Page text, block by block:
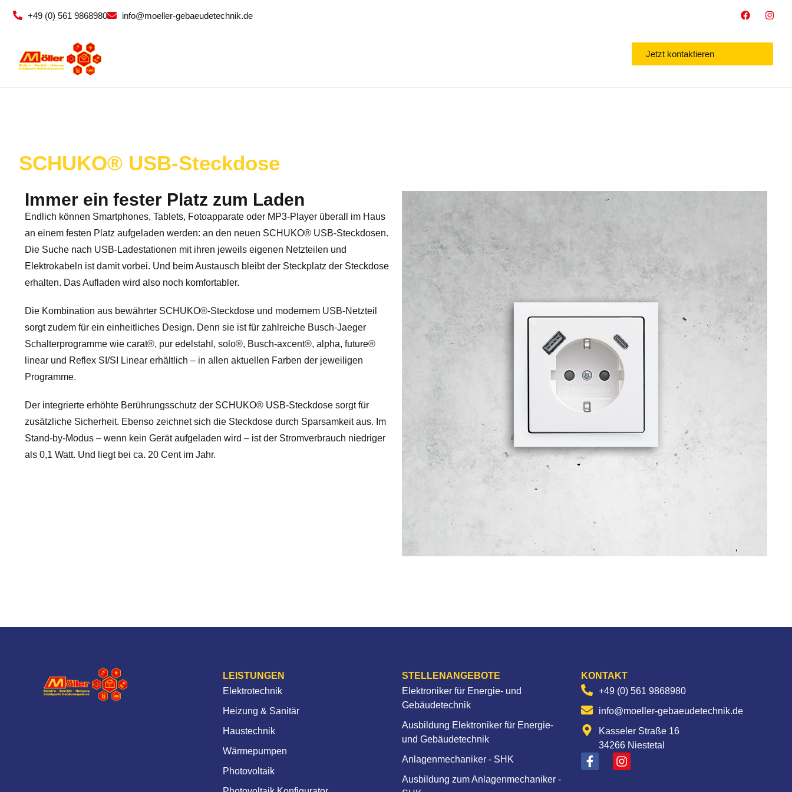
+49 (0) 561 9868980 info@moeller-gebaeudetechnik.de
Jetzt kontaktieren
SCHUKO® USB-Steckdose
Immer ein fester Platz zum Laden
Endlich können Smartphones, Tablets, Fotoapparate oder MP3-Player überall im Haus
an einem festen Platz aufgeladen werden: an den neuen SCHUKO® USB-Steckdosen.
Die Suche nach USB-Ladestationen mit ihren jeweils eigenen Netzteilen und
Elektrokabeln ist damit vorbei. Und beim Austausch bleibt der Steckplatz der Steckdose
erhalten. Das Aufladen wird also noch komfortabler.
Die Kombination aus bewährter SCHUKO®-Steckdose und modernem USB-Netzteil
sorgt zudem für ein einheitliches Design. Denn sie ist für zahlreiche Busch-Jaeger
Schalterprogramme wie carat®, pur edelstahl, solo®, Busch-axcent®, alpha, future®
linear und Reflex SI/SI Linear erhältlich – in allen aktuellen Farben der jeweiligen
Programme.
Der integrierte erhöhte Berührungsschutz der SCHUKO® USB-Steckdose sorgt für
zusätzliche Sicherheit. Ebenso zeichnet sich die Steckdose durch Sparsamkeit aus. Im
Stand-by-Modus – wenn kein Gerät aufgeladen wird – ist der Stromverbrauch niedriger
als 0,1 Watt. Und liegt bei ca. 20 Cent im Jahr.
LEISTUNGEN
Elektrotechnik
Heizung & Sanitär
Haustechnik
Wärmepumpen
Photovoltaik
STELLENANGEBOTE
Elektroniker für Energie- und
Gebäudetechnik
Ausbildung Elektroniker für Energie-
und Gebäudetechnik
Anlagenmechaniker - SHK
Ausbildung zum Anlagenmechaniker -
KONTAKT
+49 (0) 561 9868980
info@moeller-gebaeudetechnik.de
Kasseler Straße 16
34266 Niestetal